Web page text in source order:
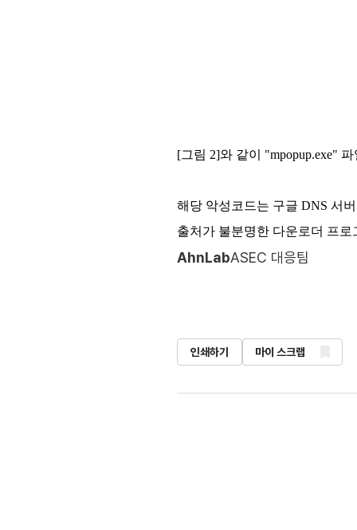
[그림 2]와 같이 "mpopup.exe"
해당 악성코드는 구글 DNS 서
출처가 불분명한 다운로더 프
AhnLabASEC 대응팀
인쇄하기 마이 스크랩